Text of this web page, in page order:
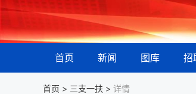
首页 新闻 图库 招
首页 > 三支一扶 > 详情